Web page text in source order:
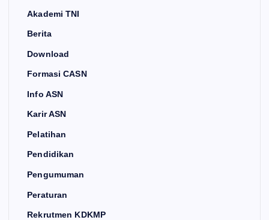
Akademi TNI
Berita
Download
Formasi CASN
Info ASN
Karir ASN
Pelatihan
Pendidikan
Pengumuman
Peraturan
Rekrutmen KDKMP